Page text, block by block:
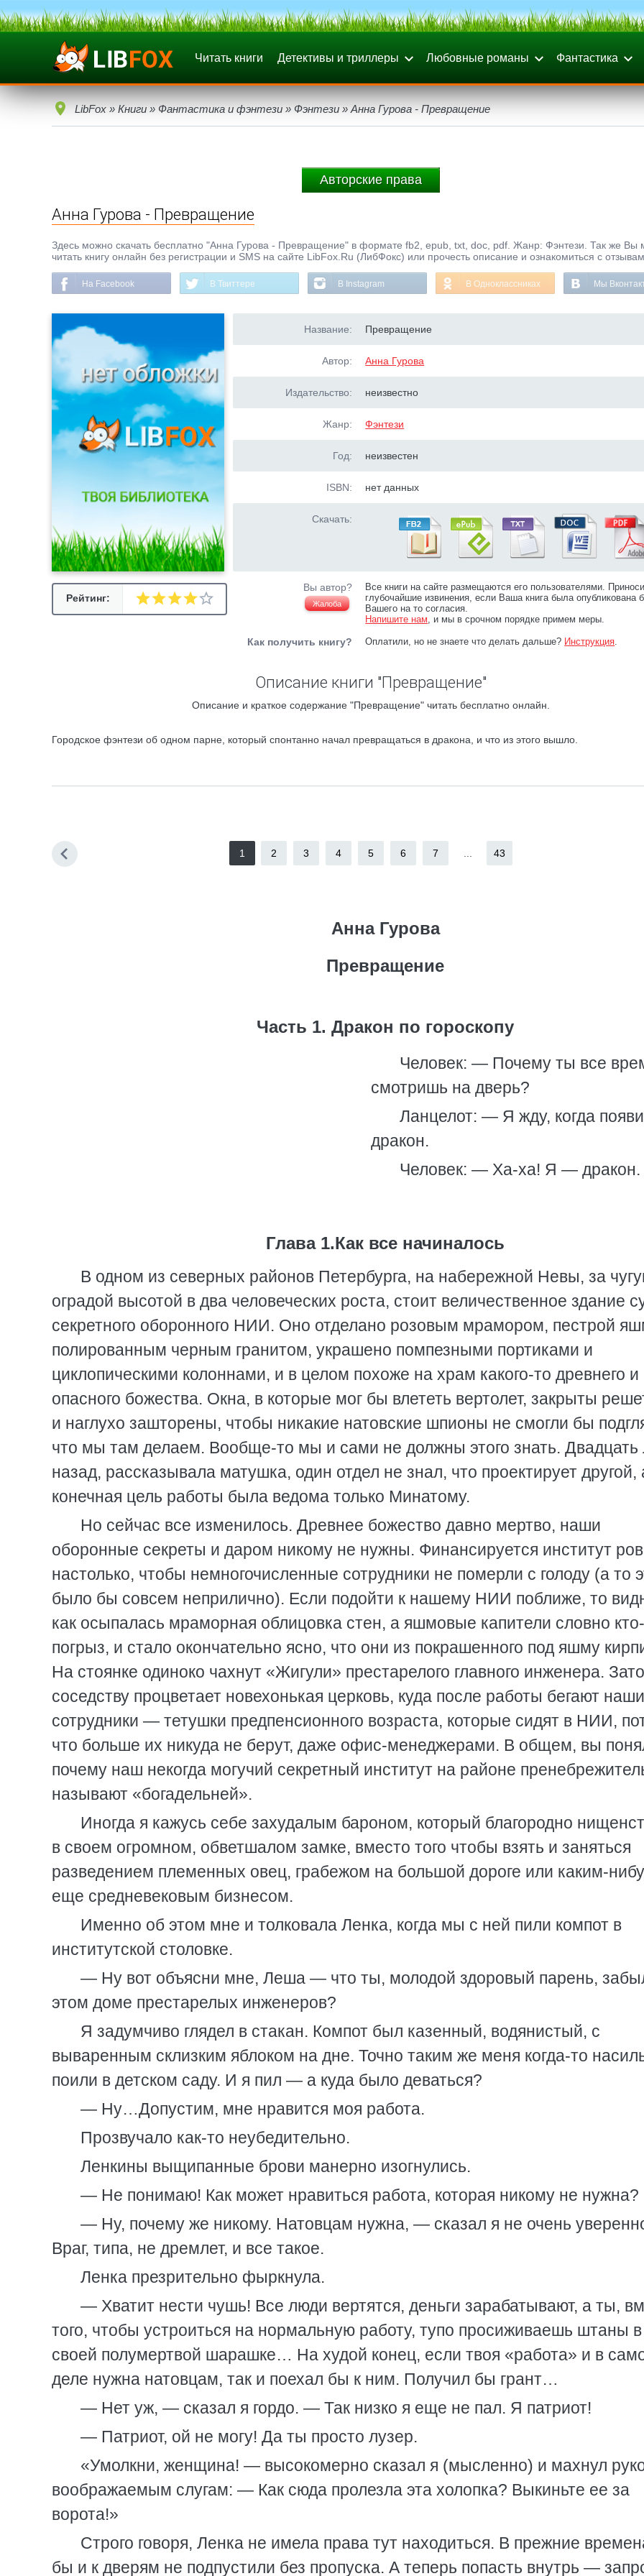
Читать книги Детективы и триллеры Любовные романы Фантастика
LibFox » Книги » Фантастика и фэнтези » Фэнтези » Анна Гурова - Превращение
Авторские права
Анна Гурова - Превращение
Здесь можно скачать бесплатно "Анна Гурова - Превращение" в формате fb2, epub, txt, doc, pdf. Жанр: Фэнтези. Так же Вы
читать книгу онлайн без регистрации и SMS на сайте LibFox.Ru (ЛибФокс) или прочесть описание и ознакомиться с
На Facebook В Твиттере В Instagram В Одноклассниках Мы
Рейтинг:
Название: Превращение
Автор: Анна Гурова
Издательство: неизвестно
Жанр: Фэнтези
Год: неизвестен
ISBN: нет данных
Скачать:
Вы автор?
Жалоба
Все книги на сайте размещаются его пользователями.
глубочайшие извинения, если Ваша книга была опубликована
Вашего на то согласия.
Напишите нам, и мы в срочном порядке примем меры.
Как получить книгу? Оплатили, но не знаете что делать дальше? Инструкция.
Описание книги "Превращение"
Описание и краткое содержание "Превращение" читать бесплатно онлайн.
Городское фэнтези об одном парне, который спонтанно начал превращаться в дракона, и что из этого вышло.
1 2 3 4 5 6 7 43
Анна Гурова
Превращение
Часть 1. Дракон по гороскопу
Человек: — Почему ты все
смотришь на дверь?
Ланцелот: — Я жду, когда
дракон.
Человек: — Ха-ха! Я — дракон.
Глава 1.Как все начиналось
В одном из северных районов Петербурга, на набережной Невы, за
оградой высотой в два человеческих роста, стоит величественное здание
секретного оборонного НИИ. Оно отделано розовым мрамором, пестрой
полированным черным гранитом, украшено помпезными портиками и
циклопическими колоннами, и в целом похоже на храм какого-то древнего и
опасного божества. Окна, в которые мог бы влететь вертолет, закрыты
и наглухо зашторены, чтобы никакие натовские шпионы не смогли бы
что мы там делаем. Вообще-то мы и сами не должны этого знать. Двадцать
назад, рассказывала матушка, один отдел не знал, что проектирует другой,
конечная цель работы была ведома только Минатому.
Но сейчас все изменилось. Древнее божество давно мертво, наши
оборонные секреты и даром никому не нужны. Финансируется институт
настолько, чтобы немногочисленные сотрудники не померли с голоду (а то
было бы совсем неприлично). Если подойти к нашему НИИ поближе, то
как осыпалась мраморная облицовка стен, а яшмовые капители словно
погрыз, и стало окончательно ясно, что они из покрашенного под яшму
На стоянке одиноко чахнут «Жигули» престарелого главного инженера.
соседству процветает новехонькая церковь, куда после работы бегают наши
сотрудники — тетушки предпенсионного возраста, которые сидят в НИИ,
что больше их никуда не берут, даже офис-менеджерами. В общем, вы
почему наш некогда могучий секретный институт на районе
называют «богадельней».
Иногда я кажусь себе захудалым бароном, который благородно
в своем огромном, обветшалом замке, вместо того чтобы взять и заняться
разведением племенных овец, грабежом на большой дороге или каким-
еще средневековым бизнесом.
Именно об этом мне и толковала Ленка, когда мы с ней пили компот в
институтской столовке.
— Ну вот объясни мне, Леша — что ты, молодой здоровый парень,
этом доме престарелых инженеров?
Я задумчиво глядел в стакан. Компот был казенный, водянистый, с
вываренным склизким яблоком на дне. Точно таким же меня когда-то
поили в детском саду. И я пил — а куда было деваться?
— Ну…Допустим, мне нравится моя работа.
Прозвучало как-то неубедительно.
Ленкины выщипанные брови манерно изогнулись.
— Не понимаю! Как может нравиться работа, которая никому не нужна?
— Ну, почему же никому. Натовцам нужна, — сказал я не очень
Враг, типа, не дремлет, и все такое.
Ленка презрительно фыркнула.
— Хватит нести чушь! Все люди вертятся, деньги зарабатывают, а ты,
того, чтобы устроиться на нормальную работу, тупо просиживаешь штаны в
своей полумертвой шарашке… На худой конец, если твоя «работа» и в
деле нужна натовцам, так и поехал бы к ним. Получил бы грант…
— Нет уж, — сказал я гордо. — Так низко я еще не пал. Я патриот!
— Патриот, ой не могу! Да ты просто лузер.
«Умолкни, женщина! — высокомерно сказал я (мысленно) и махнул
воображаемым слугам: — Как сюда пролезла эта холопка? Выкиньте ее за
ворота!»
Строго говоря, Ленка не имела права тут находиться. В прежние
бы и к дверям не подпустили без пропуска. А теперь попасть внутрь —